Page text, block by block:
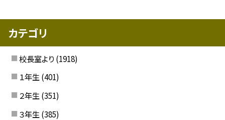
カテゴリ
校長室より (1918)
１年生 (401)
２年生 (351)
３年生 (385)